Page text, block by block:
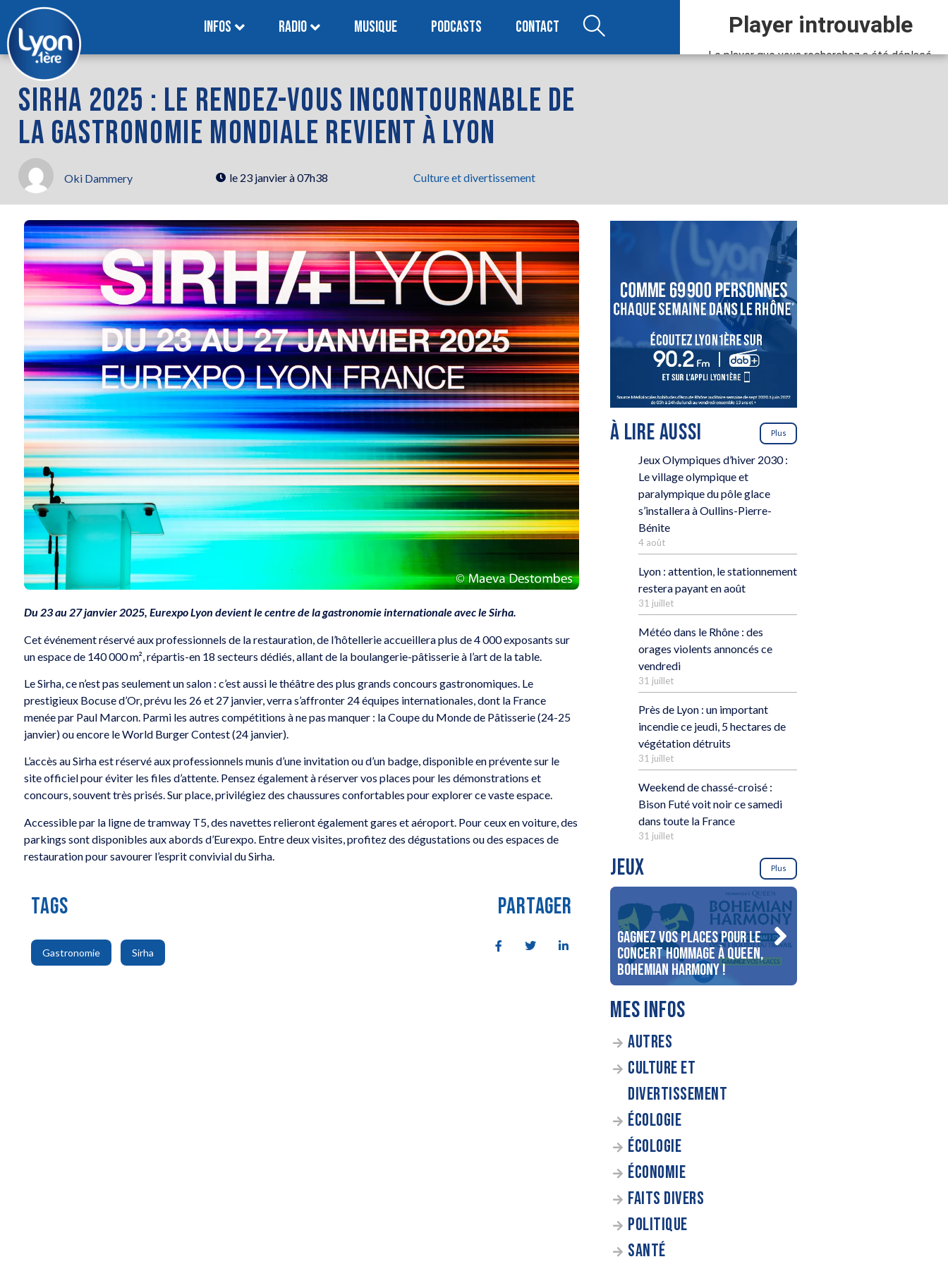
INFOS RADIO MUSIQUE PODCASTS CONTACT
SIRHA 2025 : LE RENDEZ-VOUS INCONTOURNABLE DE
LA GASTRONOMIE MONDIALE REVIENT À LYON
Oki Dammery le 23 janvier à 07h38 Culture et divertissement
Du 23 au 27 janvier 2025, Eurexpo Lyon devient le centre de la gastronomie internationale avec le Sirha.
Cet événement réservé aux professionnels de la restauration, de l’hôtellerie accueillera plus de 4 000 exposants sur
un espace de 140 000 m², répartis-en 18 secteurs dédiés, allant de la boulangerie-pâtisserie à l’art de la table.
Le Sirha, ce n’est pas seulement un salon : c’est aussi le théâtre des plus grands concours gastronomiques. Le
prestigieux Bocuse d’Or, prévu les 26 et 27 janvier, verra s’affronter 24 équipes internationales, dont la France
menée par Paul Marcon. Parmi les autres compétitions à ne pas manquer : la Coupe du Monde de Pâtisserie (24-25
janvier) ou encore le World Burger Contest (24 janvier).
L’accès au Sirha est réservé aux professionnels munis d’une invitation ou d’un badge, disponible en prévente sur le
site officiel pour éviter les files d’attente. Pensez également à réserver vos places pour les démonstrations et
concours, souvent très prisés. Sur place, privilégiez des chaussures confortables pour explorer ce vaste espace.
Accessible par la ligne de tramway T5, des navettes relieront également gares et aéroport. Pour ceux en voiture, des
parkings sont disponibles aux abords d’Eurexpo. Entre deux visites, profitez des dégustations ou des espaces de
restauration pour savourer l’esprit convivial du Sirha.
TAGS
Gastronomie
,
Sirha
PARTAGER
À LIRE AUSSI Plus
Jeux Olympiques d’hiver 2030 :
Le village olympique et
paralympique du pôle glace
s’installera à Oullins-Pierre-
Bénite
4 août
Lyon : attention, le stationnement
restera payant en août
31 juillet
Météo dans le Rhône : des
orages violents annoncés ce
vendredi
31 juillet
Près de Lyon : un important
incendie ce jeudi, 5 hectares de
végétation détruits
31 juillet
Weekend de chassé-croisé :
Bison Futé voit noir ce samedi
dans toute la France
31 juillet
JEUX Plus
Gagnez vos places pour le
concert Hommage à Queen,
Bohemian Harmony !
MES INFOS
AUTRES
CULTURE ET
DIVERTISSEMENT
ÉCOLOGIE
ÉCOLOGIE
ÉCONOMIE
FAITS DIVERS
POLITIQUE
SANTÉ